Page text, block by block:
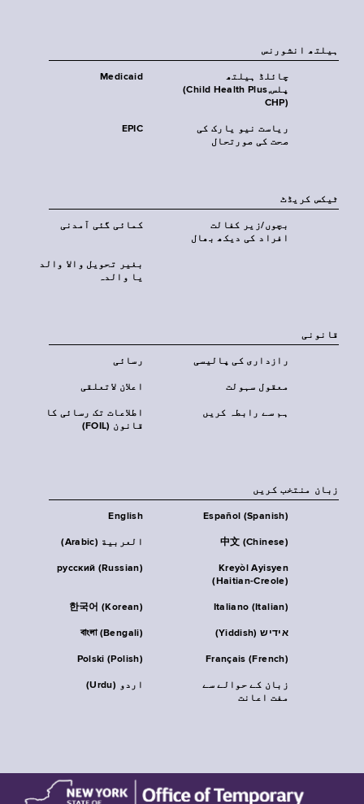
‏ہیلتھ انشورنس
Medicaid
چائلڈ ہیلتھ
پلس‎(Child Health Plus,
CHP)‎
EPIC
ریاست نیو یارک کی
صحت کی صورتحال
ٹیکس کریڈٹ
کمائی گئی آمدنی
بچوں/زیر کفالت
افراد کی دیکھ بھال
بغیر تحویل والا والد
یا والدہ
قانونی
رسائی رازداری کی پالیسی
اعلان لاتعلقی معقول سہولت
اطلاعات تک رسائی کا
قانون (FOIL)
ہم سے رابطہ کریں
زبان منتخب کریں
English Español (Spanish)
العربية (Arabic) 中文 (Chinese)
русский (Russian)
Kreyòl Ayisyen
(Haitian-Creole)
한국어 (Korean) Italiano (Italian)
বাংলা (Bengali) אידיש (Yiddish)
Polski (Polish) Français (French)
اردو (Urdu)
زبان کے حوالے سے
مفت اعانت